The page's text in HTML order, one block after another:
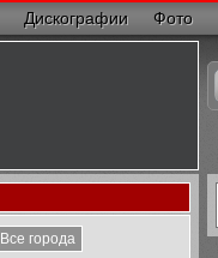
Дискографии Фото
Все города